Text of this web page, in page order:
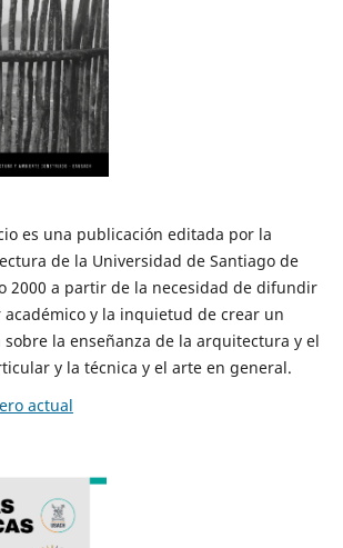
es una publicación editada por la
de la Universidad de Santiago de
2000 a partir de la necesidad de difundir
y la inquietud de crear un
la enseñanza de la arquitectura y el
y la técnica y el arte en general.
actual